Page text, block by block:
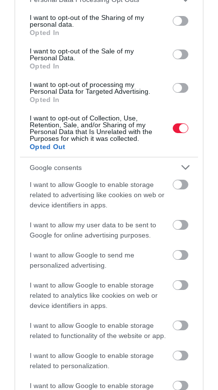
not limited to your visit or usage behaviour. You may click to
grant or deny consent to Google and its third-party tags to
use your data for below specified purposes in below Google
consent section.
I want to opt-out of the Sharing of my
personal data.
Opted In
I want to opt-out of the Sale of my
Personal Data.
Opted In
I want to opt-out of processing my
Personal Data for Targeted Advertising.
Opted In
I want to opt-out of Collection, Use,
Retention, Sale, and/or Sharing of my
Personal Data that Is Unrelated with the
Purposes for which it was collected.
Opted Out
Google consents
I want to allow Google to enable storage
related to advertising like cookies on web or
device identifiers in apps.
I want to allow my user data to be sent to
Google for online advertising purposes.
I want to allow Google to send me
personalized advertising.
I want to allow Google to enable storage
related to analytics like cookies on web or
device identifiers in apps.
I want to allow Google to enable storage
related to functionality of the website or app.
I want to allow Google to enable storage
related to personalization.
I want to allow Google to enable storage
TÁMOGATÁS
mennyi az összege?
A foglalkoztatást helyettesítő támogatás (FHT) olyan aktív korú,
azaz munkaképes személyeknek jár, akik nem jogosultak
egészségi állapotuk…